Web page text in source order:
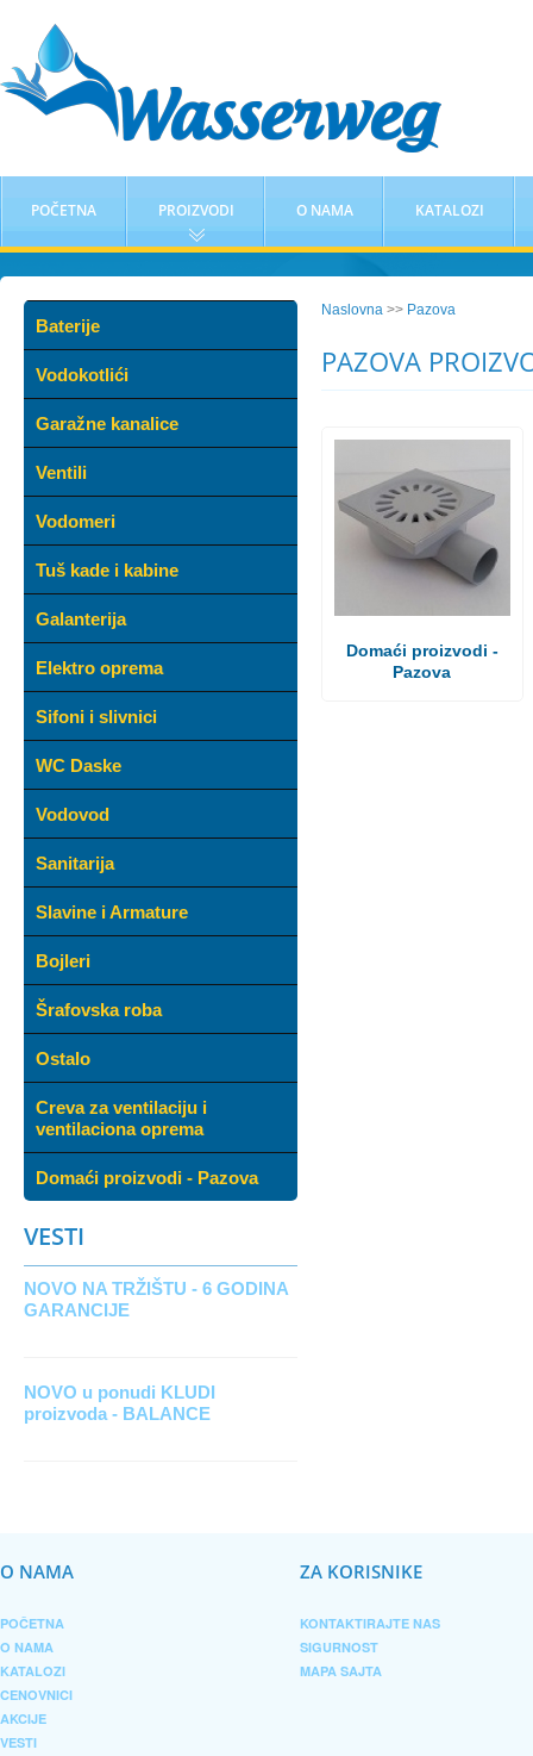
POČETNA PROIZVODI O NAMA KATALOZI
Baterije
Vodokotlići
Garažne kanalice
Ventili
Vodomeri
Tuš kade i kabine
Galanterija
Elektro oprema
Sifoni i slivnici
WC Daske
Vodovod
Sanitarija
Slavine i Armature
Bojleri
Šrafovska roba
Ostalo
Creva za ventilaciju i
ventilaciona oprema
Domaći proizvodi - Pazova
VESTI
NOVO NA TRŽIŠTU - 6 GODINA
GARANCIJE
NOVO u ponudi KLUDI
proizvoda - BALANCE
Naslovna >> Pazova
PAZOVA
Domaći proizvodi -
Pazova
O NAMA
POČETNA
O NAMA
KATALOZI
CENOVNICI
AKCIJE
VESTI
ZA KORISNIKE
KONTAKTIRAJTE NAS
SIGURNOST
MAPA SAJTA